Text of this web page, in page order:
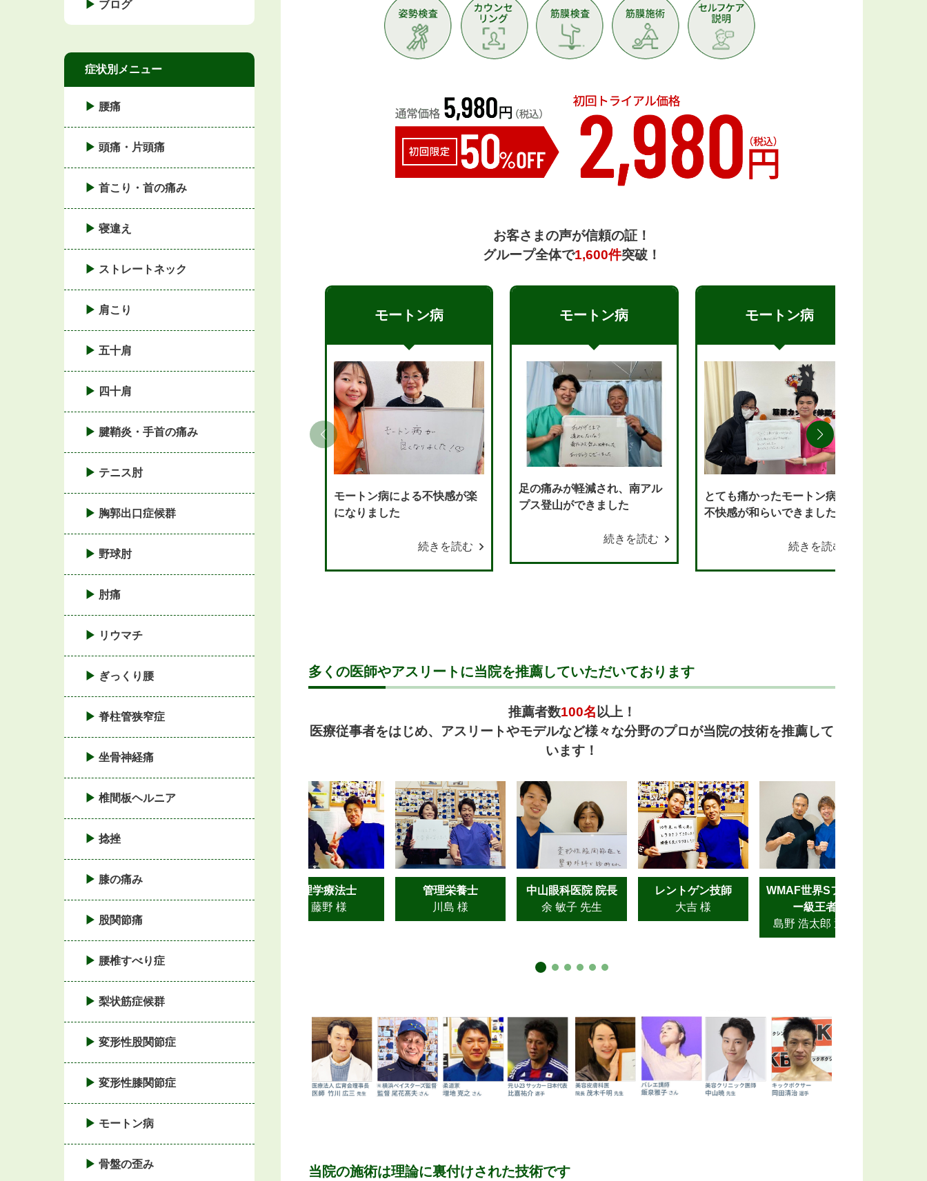
お客さまの声が信頼の証！
グループ全体で1,600件突破！
モートン病
モートン病による不快感が楽
になりました
続きを読む
モートン病
足の痛みが軽減され、南アル
プス登山ができました
続きを読む
モートン病
とても痛かったモートン病の
不快感が和らいできました。
続きを読む
多くの医師やアスリートに当院を推薦していただいております
推薦者数100名 以上！
医療従事者をはじめ、アスリートやモデルなど様々な分野のプロが当院の技術を推薦して
います！
理学療法士
藤野 様
管理栄養士
川島 様
中山眼科医院 院長
余 敏子 先生
レントゲン技師
大吉 様
WMAF世界Sフェザ
ー級王者
島野 浩太郎 選手
当院の施術は理論に裏付けされた技術です
ブログ
症状別メニュー
腰痛
頭痛・片頭痛
首こり・首の痛み
寝違え
ストレートネック
肩こり
五十肩
四十肩
腱鞘炎・手首の痛み
テニス肘
胸郭出口症候群
野球肘
肘痛
リウマチ
ぎっくり腰
脊柱管狭窄症
坐骨神経痛
椎間板ヘルニア
捻挫
膝の痛み
股関節痛
腰椎すべり症
梨状筋症候群
変形性股関節症
変形性膝関節症
モートン病
骨盤の歪み